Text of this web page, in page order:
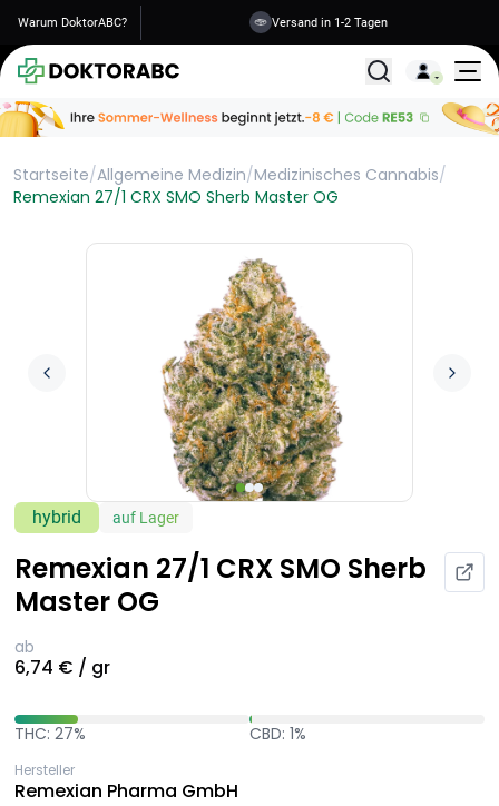
Warum DoktorABC? Versand in 1-2 Tagen
Alle
Startseite/Allgemeine Medizin/Medizinisches Cannabis/
Remexian 27/1 CRX SMO Sherb Master OG
hybrid auf Lager
Remexian 27/1 CRX SMO Sherb
Master OG
ab
6,74 € / gr
THC: 27% CBD: 1%
Hersteller
Remexian Pharma GmbH